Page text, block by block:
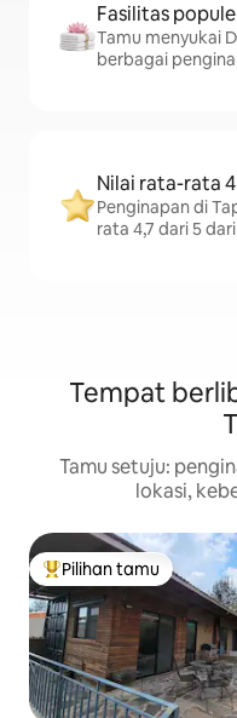
Fasilitas
Tamu menyukai
berbagai
Nilai rata-rata
Penginapan di
rata 4,7 dari 5
Tempat
Tamu setuju:
lokasi,
Pilihan tamu terpopuler
Pilihan tamu